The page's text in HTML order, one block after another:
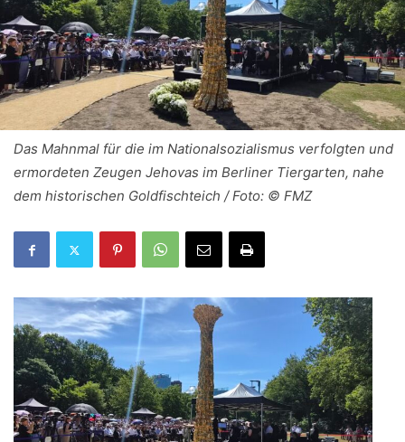
Das Mahnmal für die im Nationalsozialismus verfolgten und
ermordeten Zeugen Jehovas im Berliner Tiergarten, nahe
dem historischen Goldfischteich / Foto: © FMZ